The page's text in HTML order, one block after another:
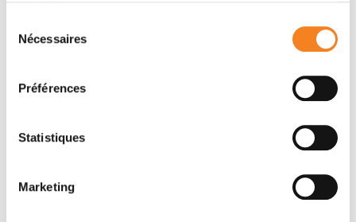
Nécessaires
Préférences
Statistiques
Marketing